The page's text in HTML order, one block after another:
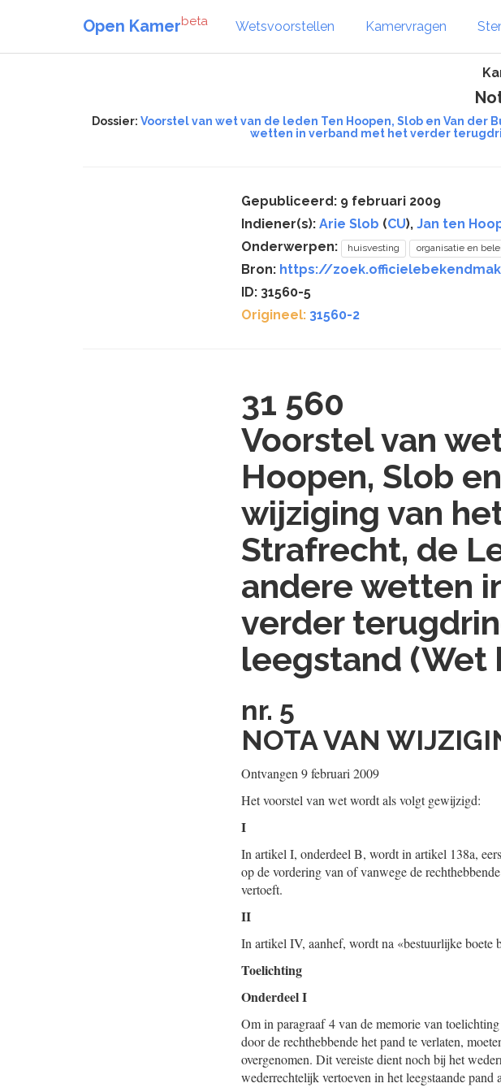
Open Kamerbeta Wetsvoorstellen Kamervragen
Dossier: Voorstel van wet van de leden Ten Hoopen, Slob en Van
wetten in verband met het verder
Gepubliceerd: 9 februari 2009
Indiener(s): Arie Slob (CU), Jan ten
Onderwerpen:
huisvesting organisatie en
Bron: https://
ID: 31560-5
Origineel: 31560-2
31 560
Voorstel van
Hoopen, Slob
wijziging van
Strafrecht, de
andere wetten
verder
leegstand (Wet
nr. 5
NOTA VAN
Ontvangen 9 februari 2009
Het voorstel van wet wordt als volgt gewijzigd:
I
In artikel I, onderdeel B, wordt in artikel 138a,
op de vordering van of vanwege de
vertoeft.
II
In artikel IV, aanhef, wordt na «bestuurlijke
Toelichting
Onderdeel I
Om in paragraaf 4 van de memorie van
door de rechthebbende het pand te verlaten,
overgenomen. Dit vereiste dient noch bij het
wederrechtelijk vertoeven in het leegstaande